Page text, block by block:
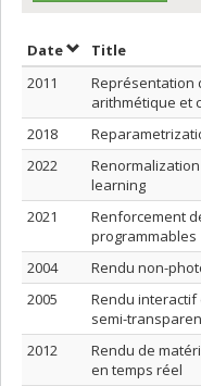
DateSort by date in
Title
2011
Représentation
arithmétique et
2018
2022
learning
2021
Renforcement
programmables
2004
Rendu non-
2005
Rendu
semi-
2012
Rendu de
en temps réel